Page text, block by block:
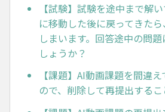
【試験】試験を途中まで解
に移動した後に戻ってきた
しまいます。回答途中の問
しょうか？
【課題】AI動画課題を間違
ので、削除して再提出する